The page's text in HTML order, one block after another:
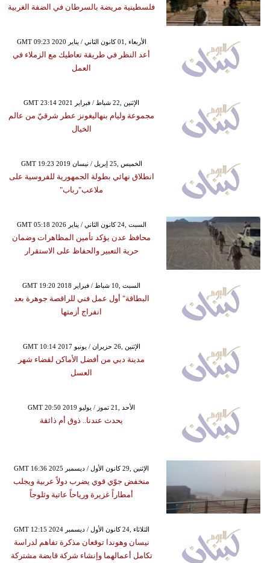
فلسطينية مريضة بالسرطان في الضفة الغربية
GMT 09:23 2020 الأربعاء ,01 كانون الثاني / يناير
أعد النظر في طريقة تعاطيك مع الزملاء في
العمل
GMT 23:14 2021 الإثنين ,22 شباط / فبراير
مجموعة وليام بنهاليغونز عطر شرقيّ من عالم
الخيال
GMT 19:23 2019 الخميس ,25 إبريل / نيسان
انطلاق نهائي بطولة الجمهورية للفروسية على
ملاعب"رباب"
GMT 05:18 2026 السبت ,24 كانون الثاني / يناير
محافظ عدن يؤكد تأمين المظاهرات وضمان
حرية التعبير والحفاظ على الاستقرار
GMT 19:20 2018 السبت ,10 شباط / فبراير
البطاقة" أول عمل فني للراقصة جوهرة بعد
انفراج أزمتها
GMT 10:14 2017 الإثنين ,26 حزيران / يونيو
مدينة دبي من أفضل الأماكن لقضاء شهر
العسل
GMT 20:50 2019 الأحد ,21 تموز / يوليو
يحدث عندنا.. ذوق أم ذائقة
GMT 16:36 2025 الإثنين ,29 كانون الأول / ديسمبر
منخفض جوّي قوي يضرب دولاً عربية ويجلب
أمطاراً غزيرة ورياحاً عاتية وثلوجاً
GMT 12:15 2024 الثلاثاء ,24 كانون الأول / ديسمبر
نيسان وهوندا توقعان مذكرة تفاهم لدراسة
تكامل أعمالهما وإنشاء شركة قابضة مشتركة